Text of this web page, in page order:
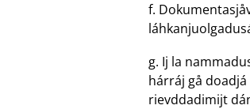
f.
g. Ij la
hárráj gå
rievddadimijt